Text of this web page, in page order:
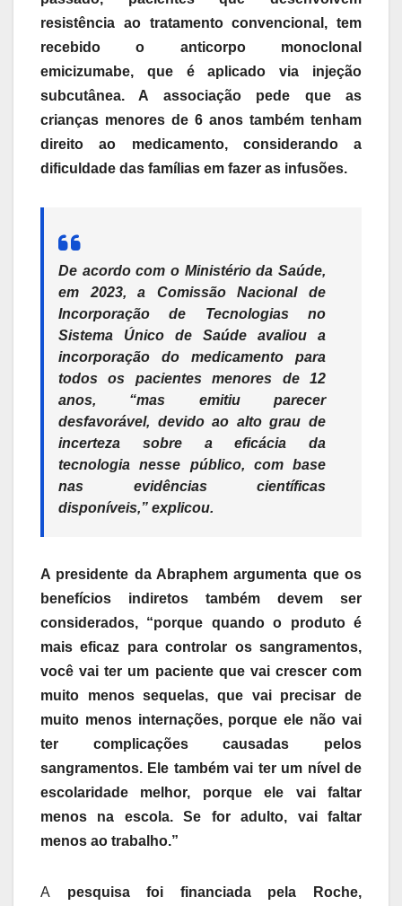
resistência ao tratamento convencional, tem
recebido o anticorpo monoclonal
emicizumabe, que é aplicado via injeção
subcutânea. A associação pede que as
crianças menores de 6 anos também tenham
direito ao medicamento, considerando a
dificuldade das famílias em fazer as infusões.
De acordo com o Ministério da Saúde,
em 2023, a Comissão Nacional de
Incorporação de Tecnologias no
Sistema Único de Saúde avaliou a
incorporação do medicamento para
todos os pacientes menores de 12
anos, “mas emitiu parecer
desfavorável, devido ao alto grau de
incerteza sobre a eficácia da
tecnologia nesse público, com base
nas evidências científicas
disponíveis,” explicou.
A presidente da Abraphem argumenta que os
benefícios indiretos também devem ser
considerados, “porque quando o produto é
mais eficaz para controlar os sangramentos,
você vai ter um paciente que vai crescer com
muito menos sequelas, que vai precisar de
muito menos internações, porque ele não vai
ter complicações causadas pelos
sangramentos. Ele também vai ter um nível de
escolaridade melhor, porque ele vai faltar
menos na escola. Se for adulto, vai faltar
menos ao trabalho.”
A pesquisa foi financiada pela Roche,